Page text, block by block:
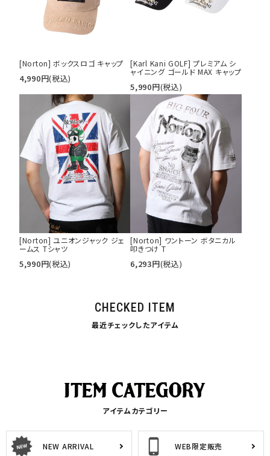
[Norton] ボックスロゴ キャップ
4,990円(税込)
[Karl Kani GOLF] プレミアム シ
ャイニング ゴールド MAX キャップ
5,990円(税込)
[Norton] ユニオンジャック ジェ
ームス Tシャツ
5,990円(税込)
[Norton] ワントーン ボタニカル
叩きつけ T
6,293円(税込)
CHECKED ITEM
最近チェックしたアイテム
アイテムカテゴリー
NEW ARRIVAL WEB限定販売